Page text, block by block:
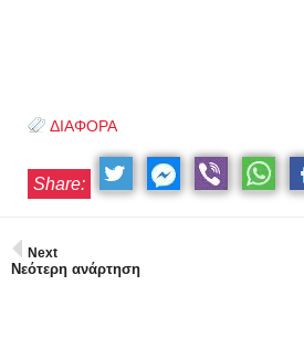
ΔΙΑΦΟΡΑ
Share:
Next
Νεότερη ανάρτηση